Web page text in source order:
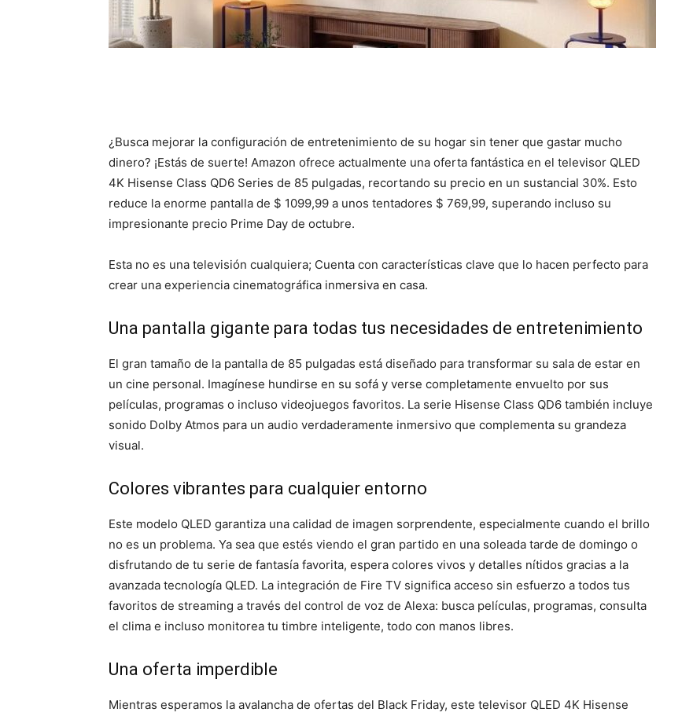
¿Busca mejorar la configuración de entretenimiento de su hogar sin tener que gastar mucho
dinero? ¡Estás de suerte! Amazon ofrece actualmente una oferta fantástica en el televisor QLED
4K Hisense Class QD6 Series de 85 pulgadas, recortando su precio en un sustancial 30%. Esto
reduce la enorme pantalla de $ 1099,99 a unos tentadores $ 769,99, superando incluso su
impresionante precio Prime Day de octubre.
Esta no es una televisión cualquiera; Cuenta con características clave que lo hacen perfecto para
crear una experiencia cinematográfica inmersiva en casa.
Una pantalla gigante para todas tus necesidades de entretenimiento
El gran tamaño de la pantalla de 85 pulgadas está diseñado para transformar su sala de estar en
un cine personal. Imagínese hundirse en su sofá y verse completamente envuelto por sus
películas, programas o incluso videojuegos favoritos. La serie Hisense Class QD6 también incluye
sonido Dolby Atmos para un audio verdaderamente inmersivo que complementa su grandeza
visual.
Colores vibrantes para cualquier entorno
Este modelo QLED garantiza una calidad de imagen sorprendente, especialmente cuando el brillo
no es un problema. Ya sea que estés viendo el gran partido en una soleada tarde de domingo o
disfrutando de tu serie de fantasía favorita, espera colores vivos y detalles nítidos gracias a la
avanzada tecnología QLED. La integración de Fire TV significa acceso sin esfuerzo a todos tus
favoritos de streaming a través del control de voz de Alexa: busca películas, programas, consulta
el clima e incluso monitorea tu timbre inteligente, todo con manos libres.
Una oferta imperdible
Mientras esperamos la avalancha de ofertas del Black Friday, este televisor QLED 4K Hisense